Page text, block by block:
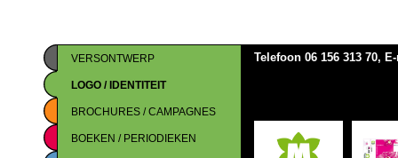
VERSONTWERP
LOGO / IDENTITEIT
BROCHURES / CAMPAGNES
BOEKEN / PERIODIEKEN
Telefoon 06 156 313 70,